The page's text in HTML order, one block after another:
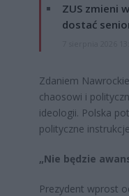
ZUS zmieni
dostać
Zdaniem
chaosowi i
ideologii. Polska
polityczne
„Nie będzie
Prezydent wprost